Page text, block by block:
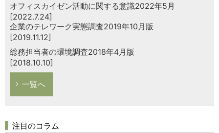
オフィスカイゼン活動に関する意識2022年5月
[2022.7.24]
企業のテレワーク実態調査2019年10月版
[2019.11.12]
総務担当者の環境調査2018年4月版
[2018.10.10]
一覧へ
注目のコラム